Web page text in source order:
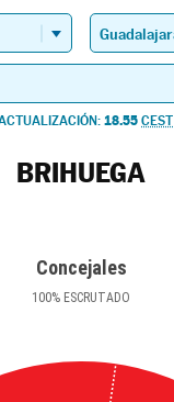
18.55 CEST
BRIHUEGA
Concejales
100% ESCRUTADO